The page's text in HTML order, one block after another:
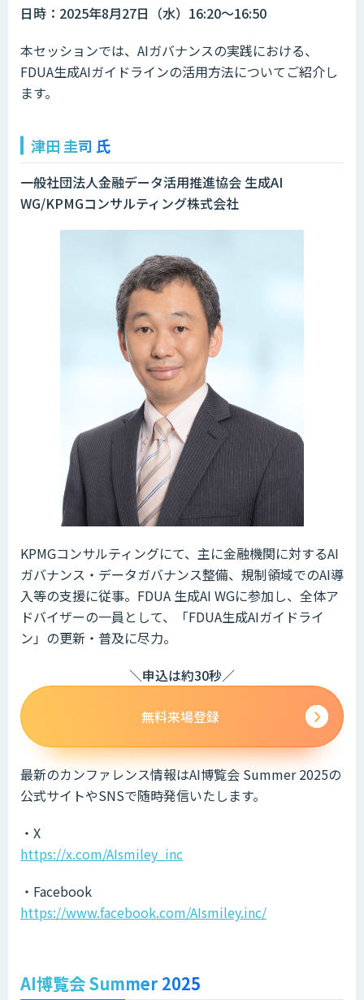
日時：2025年8月27日（水）16:20～16:50
本セッションでは、AIガバナンスの実践における、
FDUA生成AIガイドラインの活用方法についてご紹介し
ます。
津田 圭司 氏
一般社団法人金融データ活用推進協会 生成AI
WG/KPMGコンサルティング株式会社
KPMGコンサルティングにて、主に金融機関に対するAI
ガバナンス・データガバナンス整備、規制領域でのAI導
入等の支援に従事。FDUA 生成AI WGに参加し、全体ア
ドバイザーの一員として、「FDUA生成AIガイドライ
ン」の更新・普及に尽力。
＼申込は約30秒／
無料来場登録
最新のカンファレンス情報はAI博覧会 Summer 2025の
公式サイトやSNSで随時発信いたします。
・X
https://x.com/AIsmiley_inc
・Facebook
https://www.facebook.com/AIsmiley.inc/
AI博覧会 Summer 2025